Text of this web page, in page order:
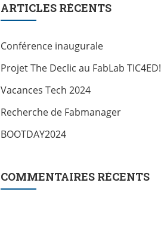
ARTICLES RÉCENTS
Conférence inaugurale
Projet The Declic au FabLab TIC4ED!
Vacances Tech 2024
Recherche de Fabmanager
BOOTDAY2024
COMMENTAIRES RÉCENTS